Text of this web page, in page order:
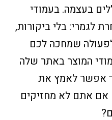
בעצמה. בעמודי
לגמרי: בלי ביקורות,
שמחכה לכם
המוצר באתר שלה
אפשר לאמץ את
אם אתם לא מחזיקים